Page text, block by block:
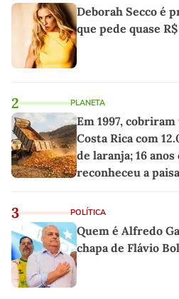
Deborah Secco é
que pede quase
2 PLANETA
Em 1997,
Costa Rica com
de laranja; 16
reconheceu a
3 POLÍTICA
Quem é Alfredo
chapa de Flávio